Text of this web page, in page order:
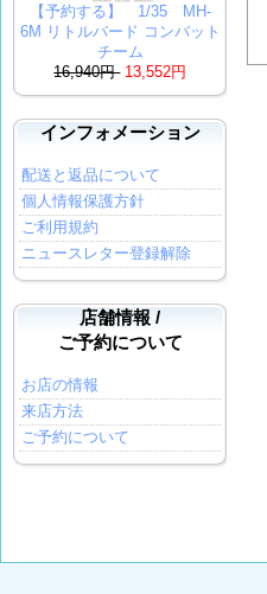
【予約する】 1/35 MH-
6M リトルバード コンバット
チーム
16,940円 13,552円
インフォメーション
配送と返品について
個人情報保護方針
ご利用規約
ニュースレター登録解除
店舗情報 /
ご予約について
お店の情報
来店方法
ご予約について